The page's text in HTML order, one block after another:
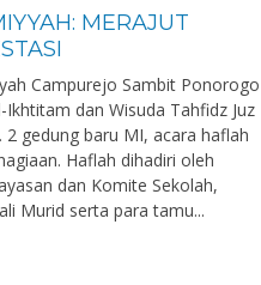
MERAJUT
Campurejo Sambit Ponorogo
dan Wisuda Tahfidz Juz
gedung baru MI, acara haflah
Haflah dihadiri oleh
dan Komite Sekolah,
Murid serta para tamu...